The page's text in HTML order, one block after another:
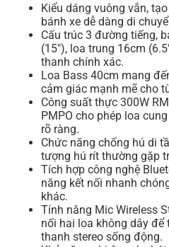
Kiểu dáng vuông vắn,
bánh xe dễ dàng di
Cấu trúc 3 đường tiếng,
(15″), loa trung 16cm
thanh chính xác.
Loa Bass 40cm mang
cảm giác mạnh mẽ cho
Công suất thực 300W
PMPO cho phép loa
rõ ràng.
Chức năng chống hú di
tượng hú rít thường gặp
Tích hợp công nghệ
năng kết nối nhanh
khác.
Tính năng Mic Wireless
nối hai loa không dây để
thanh stereo sống động.